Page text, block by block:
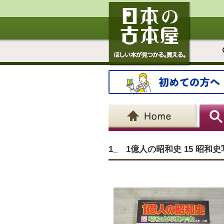
1_ 1億人の昭和史 15 昭和史